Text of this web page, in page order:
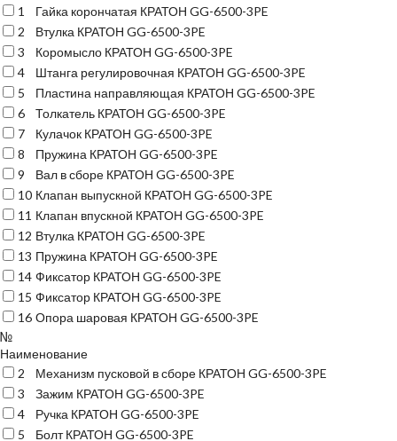
1
Гайка корончатая КРАТОН GG-6500-3PE
2
Втулка КРАТОН GG-6500-3PE
3
Коромысло КРАТОН GG-6500-3PE
4
Штанга регулировочная КРАТОН GG-6500-3PE
5
Пластина направляющая КРАТОН GG-6500-3PE
6
Толкатель КРАТОН GG-6500-3PE
7
Кулачок КРАТОН GG-6500-3PE
8
Пружина КРАТОН GG-6500-3PE
9
Вал в сборе КРАТОН GG-6500-3PE
10 Клапан выпускной КРАТОН GG-6500-3PE
11 Клапан впускной КРАТОН GG-6500-3PE
12 Втулка КРАТОН GG-6500-3PE
13 Пружина КРАТОН GG-6500-3PE
14 Фиксатор КРАТОН GG-6500-3PE
15 Фиксатор КРАТОН GG-6500-3PE
16 Опора шаровая КРАТОН GG-6500-3PE
№
Наименование
2
Механизм пусковой в сборе КРАТОН GG-6500-3PE
3
Зажим КРАТОН GG-6500-3PE
4
Ручка КРАТОН GG-6500-3PE
5
Болт КРАТОН GG-6500-3PE